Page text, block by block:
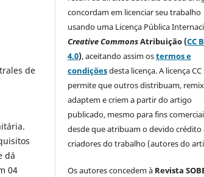
de
dá
04
concordam em licenciar seu trabalho
usando uma Licença Pública
Creative CommonsAtribuição (CC
4.0), aceitando assim ostermos e
condiçõesdesta licença. A licença CC
permite que outros distribuam,
adaptem e criem a partir do artigo
publicado, mesmo para fins
desde que atribuam o devido crédito
criadores do trabalho (autores do
Os autores concedem à Revista